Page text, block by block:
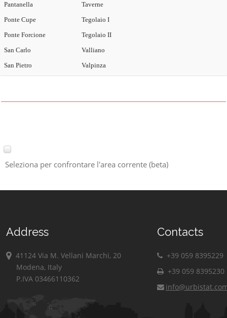
Pantanella
Ponte Cupe
Ponte Forcione
San Carlo
San Pietro
Taverne
Tegolaio I
Tegolaio II
Valliano
Valpinza
Seleziona per confrontare l'area corrente (beta)
Address
41124 Via M. Vellani Marchi, 20
Modena, Italy
P.IVA 03466110362
Contacts
+39 059 8395229
+39 059 8395230